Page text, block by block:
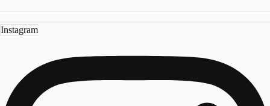
Instagram